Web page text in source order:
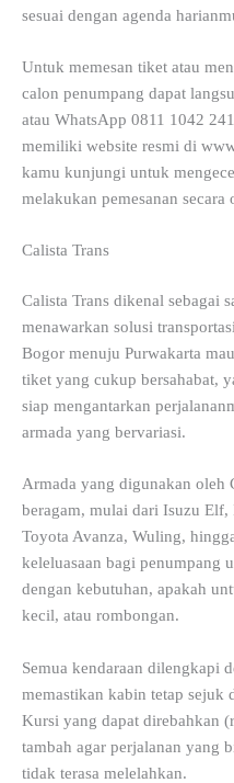
sesuai dengan agenda
Untuk memesan tiket atau
calon penumpang dapat
atau WhatsApp 0811 1042
memiliki website resmi di
kamu kunjungi untuk
melakukan pemesanan secara
Calista Trans
Calista Trans dikenal sebagai
menawarkan solusi
Bogor menuju Purwakarta
tiket yang cukup bersahabat,
siap mengantarkan
armada yang bervariasi.
Armada yang digunakan oleh
beragam, mulai dari Isuzu
Toyota Avanza, Wuling,
keleluasaan bagi penumpang
dengan kebutuhan, apakah
kecil, atau rombongan.
Semua kendaraan dilengkapi
memastikan kabin tetap sejuk
Kursi yang dapat direbahkan
tambah agar perjalanan yang
tidak terasa melelahkan.